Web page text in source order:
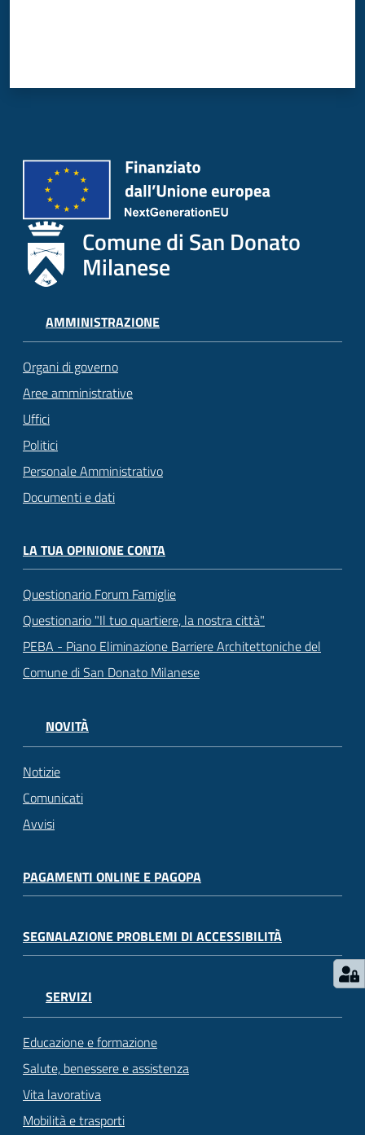
Comune di San Donato
Milanese
AMMINISTRAZIONE
Organi di governo
Aree amministrative
Uffici
Politici
Personale Amministrativo
Documenti e dati
LA TUA OPINIONE CONTA
Questionario Forum Famiglie
Questionario "Il tuo quartiere, la nostra città"
PEBA - Piano Eliminazione Barriere Architettoniche del
Comune di San Donato Milanese
NOVITÀ
Notizie
Comunicati
Avvisi
PAGAMENTI ONLINE E PAGOPA
SEGNALAZIONE PROBLEMI DI ACCESSIBILITÀ
SERVIZI
Educazione e formazione
Salute, benessere e assistenza
Vita lavorativa
Mobilità e trasporti